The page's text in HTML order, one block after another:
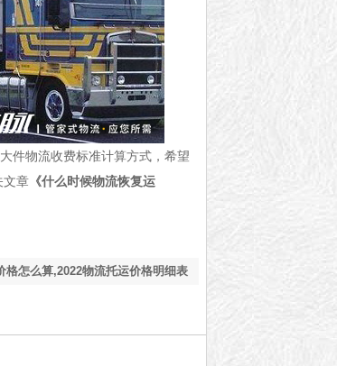
件物流收费标准计算方式，希望
文章 《什么时候物流恢复运
格怎么算,2022物流托运价格明细表